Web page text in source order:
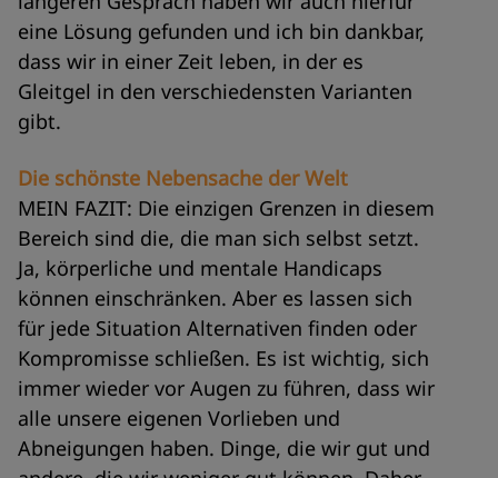
eine Lösung gefunden und ich bin dankbar,
dass wir in einer Zeit leben, in der es
Gleitgel in den verschiedensten Varianten
gibt.
Die schönste Nebensache der Welt
MEIN FAZIT: Die einzigen Grenzen in diesem
Bereich sind die, die man sich selbst setzt.
Ja, körperliche und mentale Handicaps
können einschränken. Aber es lassen sich
für jede Situation Alternativen finden oder
Kompromisse schließen. Es ist wichtig, sich
immer wieder vor Augen zu führen, dass wir
alle unsere eigenen Vorlieben und
Abneigungen haben. Dinge, die wir gut und